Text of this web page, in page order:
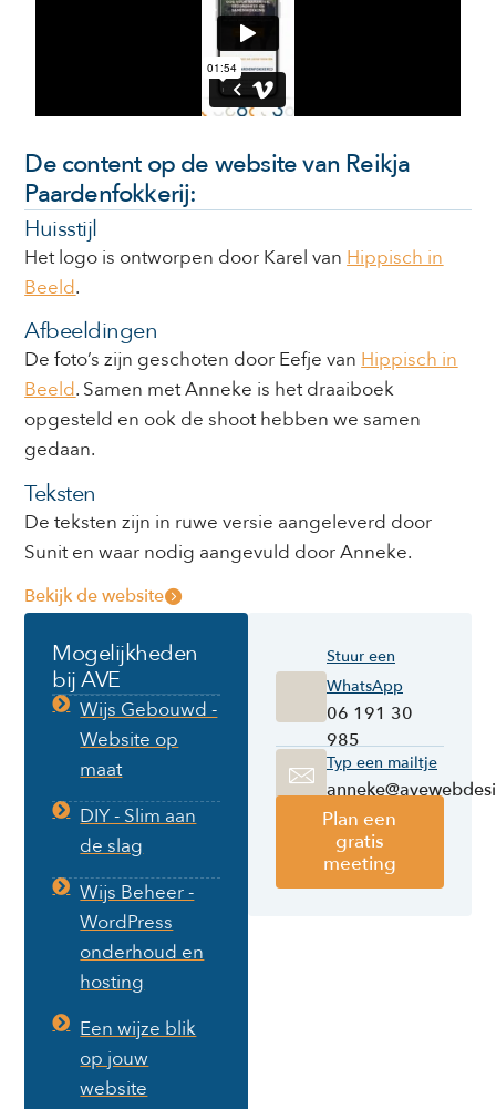
De content op de website van Reikja
Paardenfokkerij:
Huisstijl
Het logo is ontworpen door Karel van Hippisch in
Beeld.
Afbeeldingen
De foto’s zijn geschoten door Eefje van Hippisch in
Beeld. Samen met Anneke is het draaiboek
opgesteld en ook de shoot hebben we samen
gedaan.
Teksten
De teksten zijn in ruwe versie aangeleverd door
Sunit en waar nodig aangevuld door Anneke.
Bekijk de website
Mogelijkheden
bij AVE
Wijs Gebouwd -
Website op
maat
DIY - Slim aan
de slag
Wijs Beheer -
WordPress
onderhoud en
hosting
Een wijze blik
op jouw
website
Stuur een
WhatsApp
06 191 30
985
Typ een mailtje
Plan een
gratis
meeting